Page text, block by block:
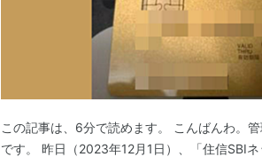
この記事は、6分で読めます。 こんばんわ。
です。 昨日（2023年12月1日）、「住信SBI